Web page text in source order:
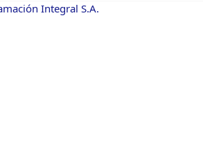
Integral S.A.